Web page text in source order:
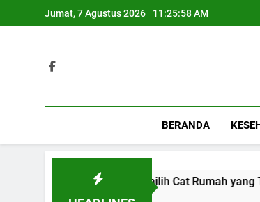
to
Jumat, 7 Agustus 2026 11:25:59 AM
BERANDA
Tips Memilih Cat Rumah yang
3 Hari Ago